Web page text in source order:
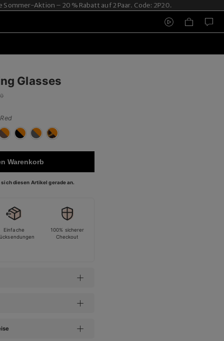
Aktion – 20 % Rabatt auf 2 Paar. Code: 2P20.
Glasses
Warenkorb
sich diesen Artikel gerade an.
Einfache
100% sicherer
Checkout